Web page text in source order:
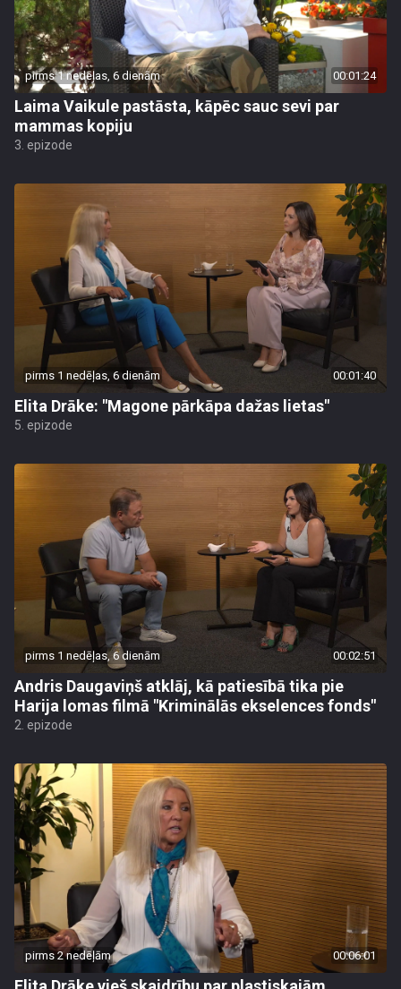
pirms 1 nedēļas, 6 dienām 00:01:24
Laima Vaikule pastāsta, kāpēc sauc sevi par
mammas kopiju
3. epizode
pirms 1 nedēļas, 6 dienām 00:01:40
Elita Drāke: "Magone pārkāpa dažas lietas"
5. epizode
pirms 1 nedēļas, 6 dienām 00:02:51
Andris Daugaviņš atklāj, kā patiesībā tika pie
Harija lomas filmā "Kriminālās ekselences fonds"
2. epizode
pirms 2 nedēļām 00:06:01